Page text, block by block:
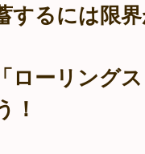
するには限
ーリング
！